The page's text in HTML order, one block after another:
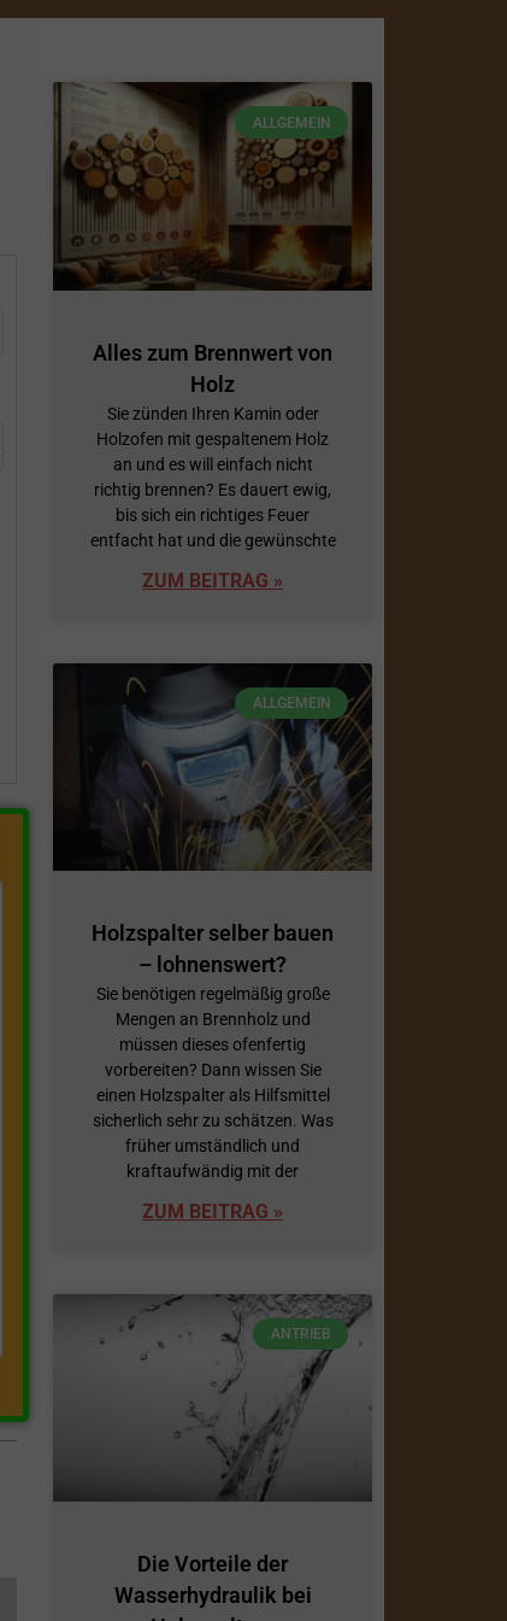
ALLGEMEIN
Alles zum Brennwert von
Holz
Sie zünden Ihren Kamin oder
Holzofen mit gespaltenem Holz
an und es will einfach nicht
richtig brennen? Es dauert ewig,
bis sich ein richtiges Feuer
entfacht hat und die gewünschte
ZUM BEITRAG »
ALLGEMEIN
Holzspalter selber bauen
– lohnenswert?
Sie benötigen regelmäßig große
Mengen an Brennholz und
müssen dieses ofenfertig
vorbereiten? Dann wissen Sie
einen Holzspalter als Hilfsmittel
sicherlich sehr zu schätzen. Was
früher umständlich und
kraftaufwändig mit der
ZUM BEITRAG »
ANTRIEB
Die Vorteile der
Wasserhydraulik bei